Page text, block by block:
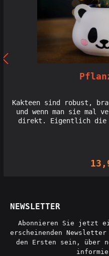
Kakteen sind robust,
und wenn man sie mal
direkt. Eigentlich die
Umtopf für deine
NEWSLETTER
Abonnieren Sie jetzt
erscheinenden
den Ersten sein, über